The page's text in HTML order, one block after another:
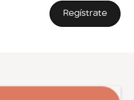
Regístrate